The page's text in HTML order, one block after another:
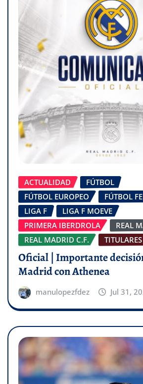
ACTUALIDAD
FÚTBOL
FÚTBOL EUROPEO
FÚTBOL
LIGA F
LIGA F MOEVE
PRIMERA IBERDROLA
REAL
REAL MADRID C.F.
Oficial | Importante
Madrid con Athenea
manulopezfdez Jul 31,